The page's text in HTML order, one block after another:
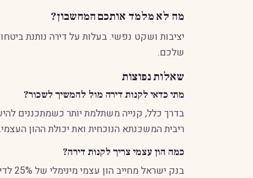
מה לא מלמד אותכם המחשבון?
יציבות ושקט נפשי. בעלות על דירה נותנת
שלכם.
שאלות נפוצות
מתי כדאי לקנות דירה מול להמשיך לשכור?
ריבית המשכנתא הנוכחית ואת יכולת ההון העצמי.
כמה הון עצמי צריך לקנות דירה?